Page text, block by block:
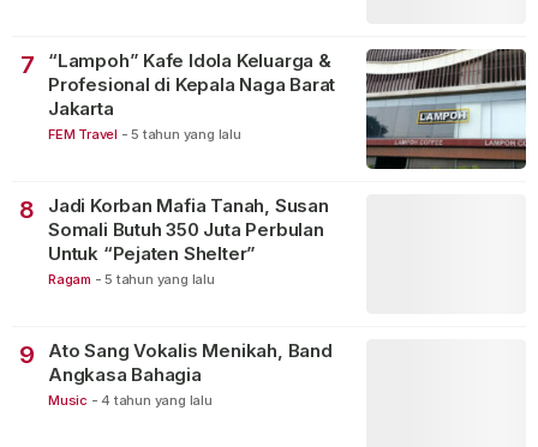
7
“Lampoh” Kafe Idola Keluarga &
Profesional di Kepala Naga Barat
Jakarta
FEM Travel - 5 tahun yang lalu
8
Jadi Korban Mafia Tanah, Susan
Somali Butuh 350 Juta Perbulan
Untuk “Pejaten Shelter”
Ragam - 5 tahun yang lalu
9
Ato Sang Vokalis Menikah, Band
Angkasa Bahagia
Music - 4 tahun yang lalu